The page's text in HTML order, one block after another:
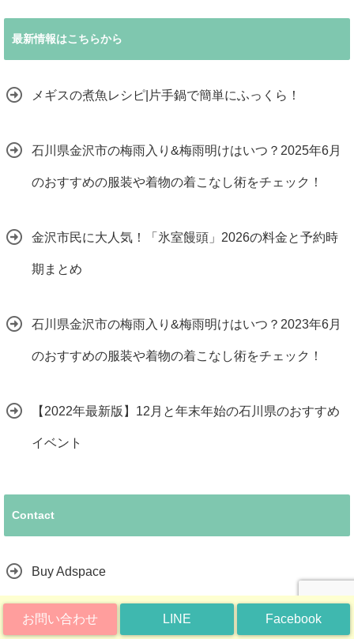
お問い合わせ LINE Facebook
最新情報はこちらから
メギスの煮魚レシピ|片手鍋で簡単にふっくら！
石川県金沢市の梅雨入り&梅雨明けはいつ？2025年6月
のおすすめの服装や着物の着こなし術をチェック！
金沢市民に大人気！「氷室饅頭」2026の料金と予約時
期まとめ
石川県金沢市の梅雨入り&梅雨明けはいつ？2023年6月
のおすすめの服装や着物の着こなし術をチェック！
【2022年最新版】12月と年末年始の石川県のおすすめ
イベント
Contact
Buy Adspace
ISHIKAWA19とは？